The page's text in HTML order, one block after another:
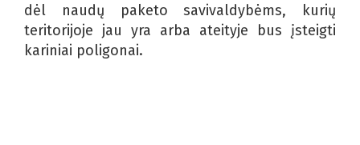
dėl naudų paketo savivaldybėms, kurių
teritorijoje jau yra arba ateityje bus įsteigti
kariniai poligonai.